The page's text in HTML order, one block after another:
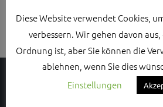
Diese Website verwendet Cookies,
verbessern. Wir gehen davon aus,
Ordnung ist, aber Sie können die
ablehnen, wenn Sie dies
Einstellungen